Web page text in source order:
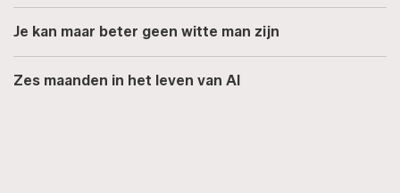
Je kan maar beter geen witte man zijn
Zes maanden in het leven van AI